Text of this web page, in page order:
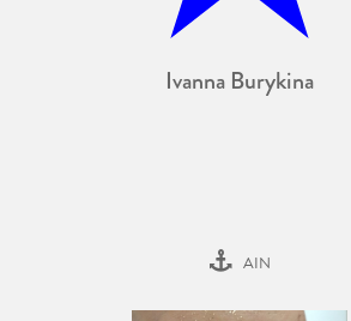
Ivanna Burykina
AIN